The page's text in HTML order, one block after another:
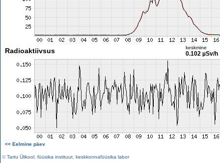
Radioaktiivsus keskmine
0.102 µSv/h
<< Eelmine päev
©Tartu Ülikool füüsika instituut keskkonnafüüsika labor